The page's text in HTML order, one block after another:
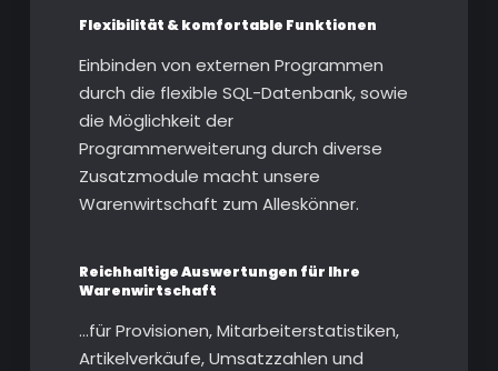
Flexibilität & komfortable Funktionen
Einbinden von externen Programmen
durch die flexible SQL-Datenbank, sowie
die Möglichkeit der
Programmerweiterung durch diverse
Zusatzmodule macht unsere
Warenwirtschaft zum Alleskönner.
Reichhaltige Auswertungen für Ihre
Warenwirtschaft
…für Provisionen, Mitarbeiterstatistiken,
Artikelverkäufe, Umsatzzahlen und